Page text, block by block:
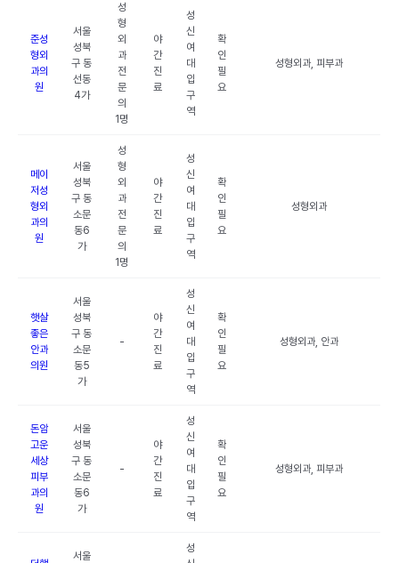
준성
형외
과의
원
서울
성북
구 동
선동
4가
성
형
외
과
전
문
의
1명
야
간
진
료
성
신
여
대
입
구
역
확
인
필
요
성형외과, 피부과
메이
저성
형외
과의
원
서울
성북
구 동
소문
동6
가
성
형
외
과
전
문
의
1명
야
간
진
료
성
신
여
대
입
구
역
확
인
필
요
성형외과
햇살
좋은
안과
의원
서울
성북
구 동
소문
동5
가
-
야
간
진
료
성
신
여
대
입
구
역
확
인
필
요
성형외과, 안과
돈암
고운
세상
피부
과의
원
서울
성북
구 동
소문
동6
가
-
야
간
진
료
성
신
여
대
입
구
역
확
인
필
요
성형외과, 피부과
서울
성